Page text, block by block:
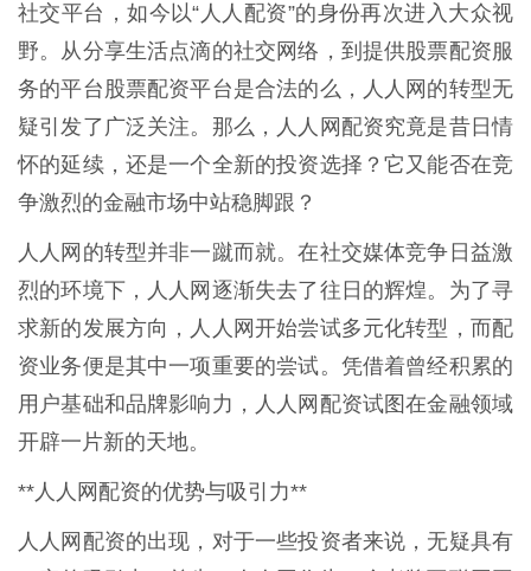
社交平台，如今以“人人配资”的身份再次进入大众视
野。从分享生活点滴的社交网络，到提供股票配资服
务的平台股票配资平台是合法的么，人人网的转型无
疑引发了广泛关注。那么，人人网配资究竟是昔日情
怀的延续，还是一个全新的投资选择？它又能否在竞
争激烈的金融市场中站稳脚跟？
人人网的转型并非一蹴而就。在社交媒体竞争日益激
烈的环境下，人人网逐渐失去了往日的辉煌。为了寻
求新的发展方向，人人网开始尝试多元化转型，而配
资业务便是其中一项重要的尝试。凭借着曾经积累的
用户基础和品牌影响力，人人网配资试图在金融领域
开辟一片新的天地。
**人人网配资的优势与吸引力**
人人网配资的出现，对于一些投资者来说，无疑具有